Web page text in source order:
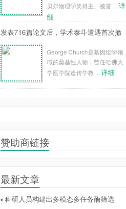
贝尔物理学奖得主、被誉 ... 详
细
发表716篇论文后，学术泰斗遭遇首次撤
George Church是基因组学领
域的奠基性人物，曾任哈佛大
学医学院遗传学教 ... 详细
赞助商链接
最新文章
▪ 科研人员构建出多模态多任务酶筛选